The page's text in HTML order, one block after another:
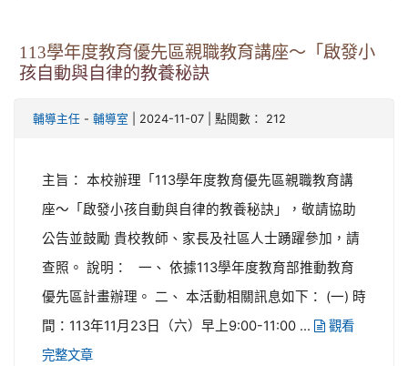
113學年度教育優先區親職教育講座～「啟發小
孩自動與自律的教養秘訣
輔導主任 - 輔導室 | 2024-11-07 | 點閱數： 212
主旨： 本校辦理「113學年度教育優先區親職教育講
座～「啟發小孩自動與自律的教養秘訣」，敬請協助
公告並鼓勵 貴校教師、家長及社區人士踴躍參加，請
查照。 說明： 一、 依據113學年度教育部推動教育
優先區計畫辦理。 二、 本活動相關訊息如下： (一) 時
間：113年11月23日（六）早上9:00-11:00 ...
觀看
完整文章